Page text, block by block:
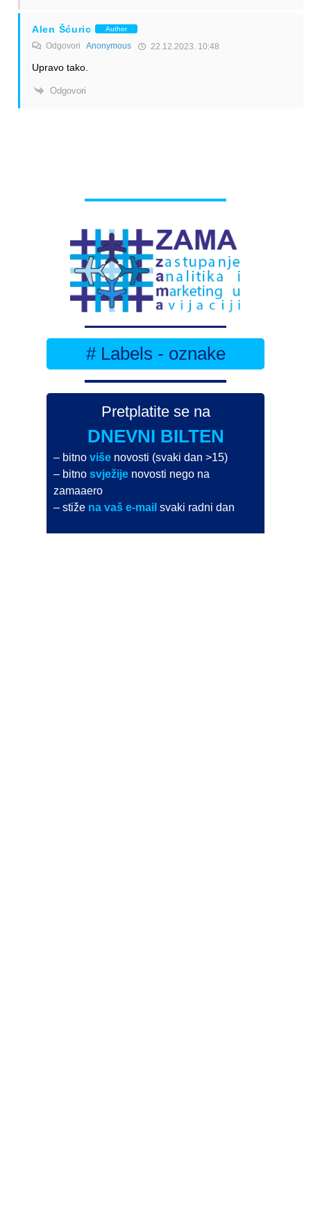
Alen Šćuric Author
Odgovori Anonymous 22.12.2023. 10:48
Upravo tako.
Odgovori
# Labels - oznake
Pretplatite se na
DNEVNI BILTEN
– bitnoviše novosti (svaki dan >15)
– bitnosvježije novosti nego na
zamaaero
– stiže na vaš e-mail svaki radni dan